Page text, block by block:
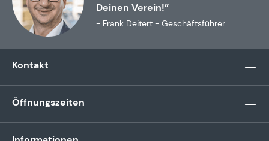
Deinen Verein!”
- Frank Deitert - Geschäftsführer
Kontakt
Öffnungszeiten